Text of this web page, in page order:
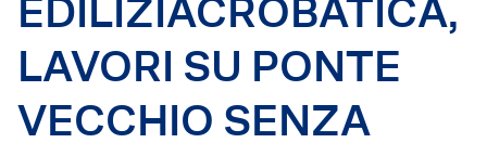
Servizi per te
Lavora con noi
Dove siamo
EDILIZIACROBATICA,
LAVORI SU PONTE
VECCHIO SENZA